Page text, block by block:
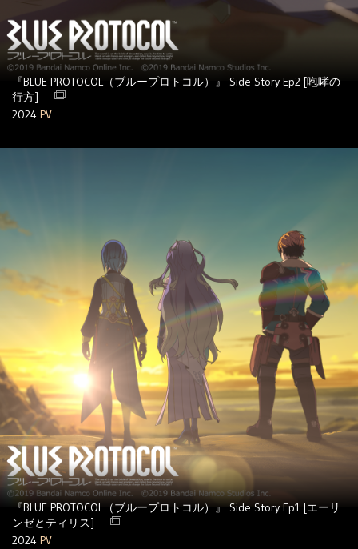
『BLUE PROTOCOL（ブループロトコル）』 Side Story Ep2 [咆哮の
行方]
2024 PV
『BLUE PROTOCOL（ブループロトコル）』 Side Story Ep1 [エーリ
ンゼとティリス]
2024 PV